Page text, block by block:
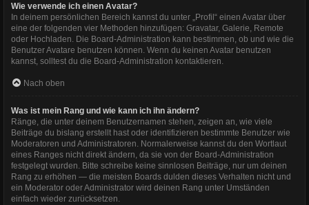
Wie verwende ich einen Avatar?
In deinem persönlichen Bereich kannst du unter „Profil“ einen Avatar über
eine der folgenden vier Methoden hinzufügen: Gravatar, Galerie, Remote
oder Hochladen. Die Board-Administration kann bestimmen, ob und wie die
Benutzer Avatare benutzen können. Wenn du keinen Avatar benutzen
kannst, solltest du die Board-Administration kontaktieren.
Nach oben
Was ist mein Rang und wie kann ich ihn ändern?
Ränge, die unter deinem Benutzernamen stehen, zeigen an, wie viele
Beiträge du bislang erstellt hast oder identifizieren bestimmte Benutzer wie
Moderatoren und Administratoren. Normalerweise kannst du den Wortlaut
eines Ranges nicht direkt ändern, da sie von der Board-Administration
festgelegt wurden. Bitte schreibe keine sinnlosen Beiträge, nur um deinen
Rang zu erhöhen — die meisten Boards dulden dieses Verhalten nicht und
ein Moderator oder Administrator wird deinen Rang unter Umständen
einfach wieder zurücksetzen.